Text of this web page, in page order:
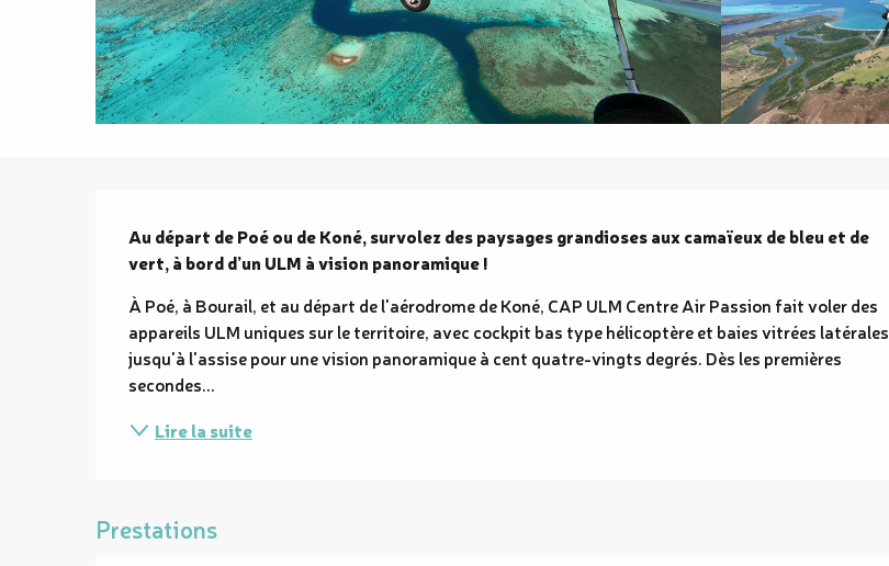
Description
Au départ de Poé ou de Koné, survolez des paysages grandioses aux camaïeux de bleu et de
vert, à bord d’un ULM à vision panoramique !
À Poé, à Bourail, et au départ de l'aérodrome de Koné, CAP ULM Centre Air Passion fait voler des
appareils ULM uniques sur le territoire, avec cockpit bas type hélicoptère et baies vitrées latérales
jusqu'à l'assise pour une vision panoramique à cent quatre-vingts degrés. Dès les premières
secondes...
Lire la suite
Prestations